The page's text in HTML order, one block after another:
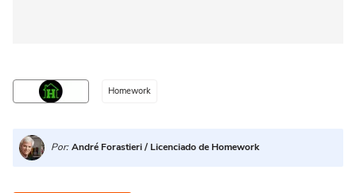
Homework
Por: André Forastieri / Licenciado de Homework